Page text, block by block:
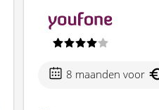
8 maanden voor